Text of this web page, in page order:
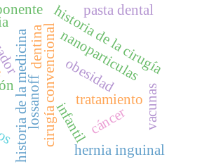
historia de la medicinacirugía convencionalhistoria de la cirugía
obesidad
infantil
tratamiento
nanoparticulas
dentina
pasta dental
hernia inguinal
lossanoff vacunas
cáncer